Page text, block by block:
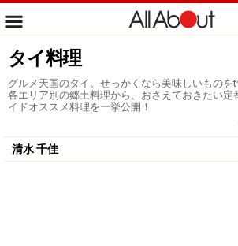
タイ料理
グルメ天国のタイ。せっかくなら美味しいものを
各エリア別の郷土料理から、おさえておきたい定
イドオススメ料理を一挙公開！
清水 千佳